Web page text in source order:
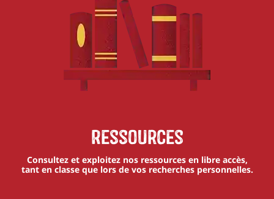
Ressources
Consultez et exploitez nos ressources en libre accès,
tant en classe que lors de vos recherches personnelles.